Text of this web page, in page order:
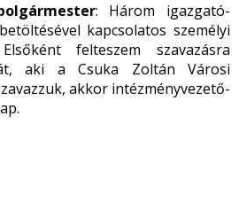
: Három igazgató-
kapcsolatos személyi
felteszem szavazásra
aki a Csuka Zoltán Városi
akkor intézményvezető-